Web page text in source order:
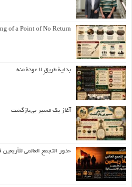
of a Point of No Return
بداية طريقٍ لا عودة منه
آغاز یک مسیر بی‌بازگشت
«دور التجمع العالمي